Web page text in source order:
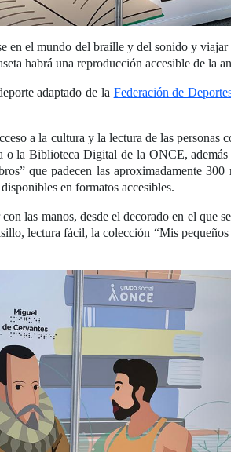
en el mundo del braille y del sonido y
habrá una reproducción accesible de la
adaptado de la Federación de
a la cultura y la lectura de las personas
la Biblioteca Digital de la ONCE,
que padecen las aproximadamente
en formatos accesibles.
las manos, desde el decorado en el que
lectura fácil, la colección “Mis